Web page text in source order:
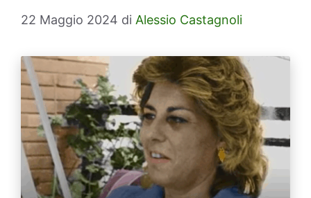
22 Maggio 2024 di Alessio Castagnoli